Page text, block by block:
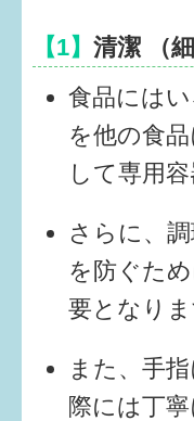
【1】 清潔 （
食品には
を他の食
して専用
さらに、
を防ぐた
要となりま
また、手
際には丁
届出・手当
健診・予防
仲間づくり
子どもを預
入園・入学
相談したい
さまざまな
子育てカレン